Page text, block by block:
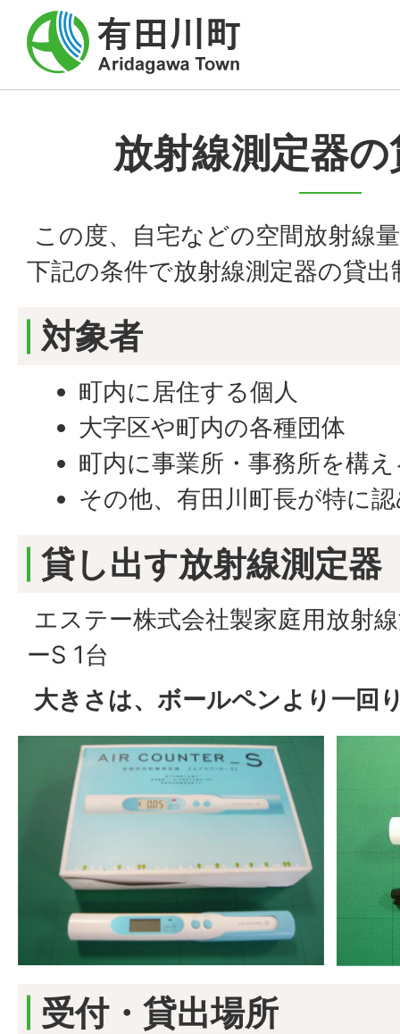
放射線測定器
この度、自宅などの空間放射線
下記の条件で放射線測定器の貸
対象者
町内に居住する個人
大字区や町内の各種団体
町内に事業所・事務所を構
その他、有田川町長が特に
貸し出す放射線測定器
エステー株式会社製家庭用放射
ーS 1台
大きさは、ボールペンより一回
受付・貸出場所